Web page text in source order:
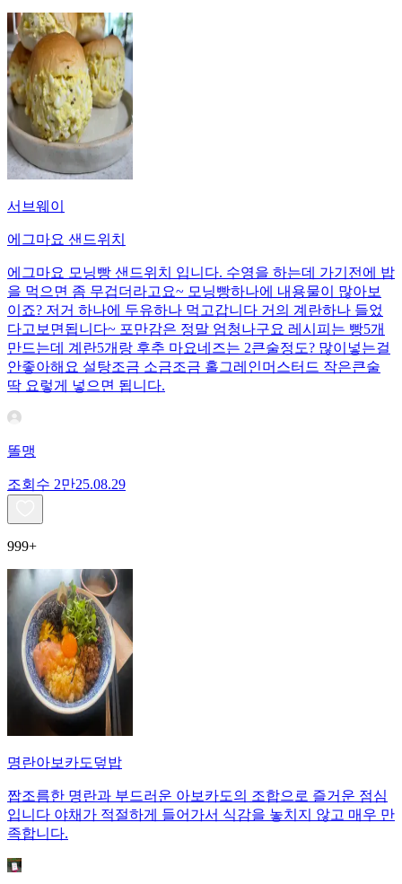
서브웨이
에그마요 샌드위치
에그마요 모닝빵 샌드위치 입니다. 수영을 하는데 가기전에 밥
을 먹으면 좀 무겁더라고요~ 모닝빵하나에 내용물이 많아보
이죠? 저거 하나에 두유하나 먹고갑니다 거의 계란하나 들었
다고보면됩니다~ 포만감은 정말 엄청나구요 레시피는 빵5개
만드는데 계란5개랑 후추 마요네즈는 2큰술정도? 많이넣는걸
안좋아해요 설탕조금 소금조금 홀그레인머스터드 작은큰술
딱 요렇게 넣으면 됩니다.
똘맹
조회수 2만25.08.29
999+
명란아보카도덮밥
짭조름한 명란과 부드러운 아보카도의 조합으로 즐거운 점심
입니다 야채가 적절하게 들어가서 식감을 놓치지 않고 매우 만
족합니다.